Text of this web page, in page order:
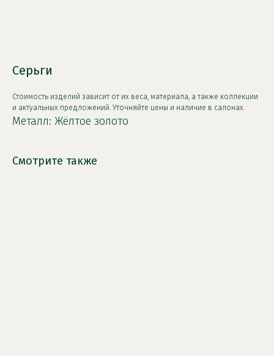
Серьги
Стоимость изделий зависит от их веса, материала, а также коллекции
и актуальных предложений. Уточняйте цены и наличие в салонах.
Металл: Жёлтое золото
Смотрите также